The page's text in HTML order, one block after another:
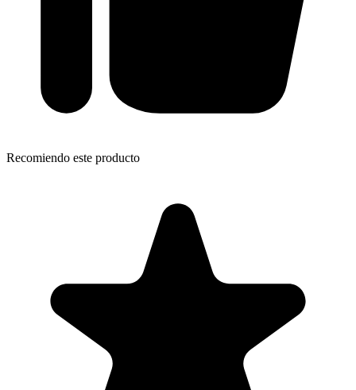
Recomiendo este producto